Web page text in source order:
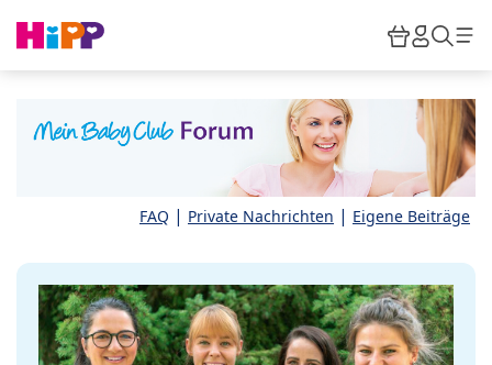
HiPP
FAQ | Private Nachrichten | Eigene Beiträge